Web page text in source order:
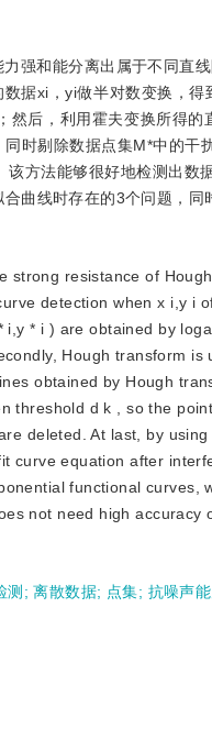
强和能分离出属于不同直
据xi，yi做半对数变换，
然后，利用霍夫变换所得
时剔除数据点集M*中的
该方法能够很好地检测出
曲线时存在的3个问题，同
strong resistance of
detection when x i,y i
i,y * i ) are obtained by
Hough transform
obtained by Hough
threshold d k , so the
deleted. At last, by
curve equation after
functional
not need high accuracy
测 ;离散数据; 点集; 抗噪声能